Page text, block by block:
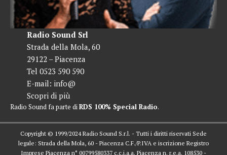
Radio Sound Srl
Strada della Mola, 60
29122 – Piacenza
Tel 0523 590 590
E-mail: info@
Scopri di più
Radio Sound fa parte diRDS 100% Special Radio.
Copyright © 1999/2024 Radio Sound S.r.l. - Tutti i diritti riservati Sede
legale: Strada della Mola, 60 - Piacenza C.F./P.IVA e iscrizione Registro
Imprese Piacenza n° 00799580337 c.c.i.a.a. Piacenza n. r.e.a. 108530 -